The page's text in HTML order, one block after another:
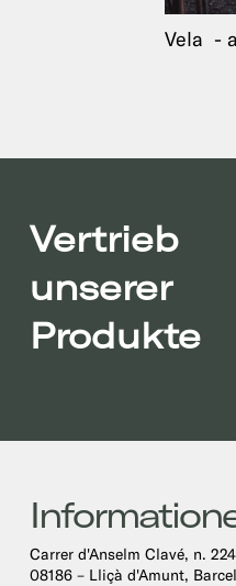
Vela
Vertrieb
unserer
Produkte
Carrer d'Anselm Clavé, n.
08186 – Lliçà d'Amunt,